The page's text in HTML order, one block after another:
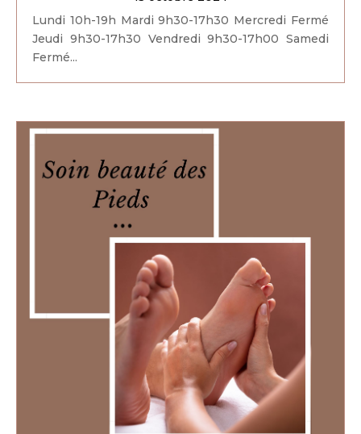
Lundi 10h-19h Mardi 9h30-17h30 Mercredi Fermé
Jeudi 9h30-17h30 Vendredi 9h30-17h00 Samedi
Fermé...